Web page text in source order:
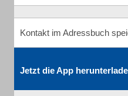
Kontakt im Adressbuch
Jetzt die App